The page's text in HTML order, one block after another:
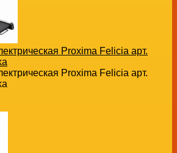
Proxima Felicia арт.
Proxima Felicia арт.